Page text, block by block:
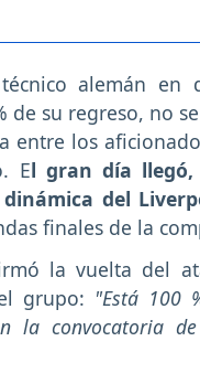
alemán en
de su regreso, no
entre los
El gran día
del
finales de la
la vuelta del
grupo: "Está 100
la convocatoria